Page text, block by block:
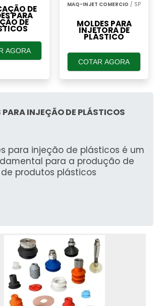
DE
PARA
DE
AGORA
MAQ-INJET COMERCIO / SP
MOLDES PARA
INJETORA DE
PLÁSTICO
COTAR AGORA
INJEÇÃO DE PLÁSTICOS
para injeção de plásticos é um
para a produção de
produtos plásticos